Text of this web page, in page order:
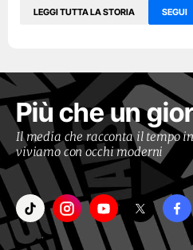
LEGGI TUTTA LA STORIA SEGUI
Più che un
Il media che racconta il tempo
viviamo con occhi moderni